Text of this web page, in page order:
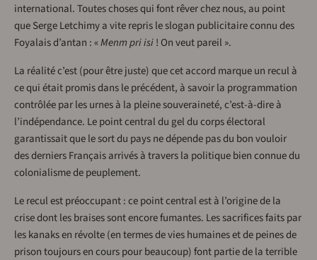
international. Toutes choses qui font rêver chez nous, au point
que Serge Letchimy a vite repris le slogan publicitaire connu des
Foyalais d’antan : «Menm pri isi! On veut pareil ».
La réalité c’est (pour être juste) que cet accord marque un recul à
ce qui était promis dans le précédent, à savoir la programmation
contrôlée par les urnes à la pleine souveraineté, c’est-à-dire à
l’indépendance. Le point central du gel du corps électoral
garantissait que le sort du pays ne dépende pas du bon vouloir
des derniers Français arrivés à travers la politique bien connue du
colonialisme de peuplement.
Le recul est préoccupant : ce point central est à l’origine de la
crise dont les braises sont encore fumantes. Les sacrifices faits par
les kanaks en révolte (en termes de vies humaines et de peines de
prison toujours en cours pour beaucoup) font partie de la terrible